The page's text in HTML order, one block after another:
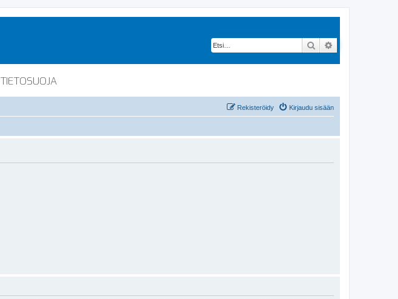
Etsi
TIETOSUOJA
Kirjaudu sisään
Rekisteröidy